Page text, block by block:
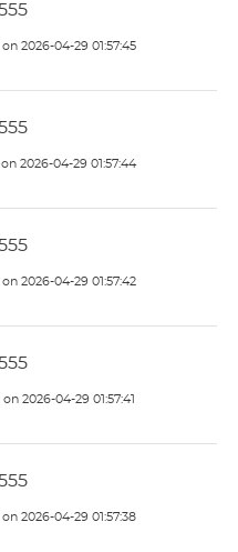
on 2026-04-29 01:57:45
2026-04-29 01:57:44
on 2026-04-29 01:57:42
on 2026-04-29 01:57:41
on 2026-04-29 01:57:38